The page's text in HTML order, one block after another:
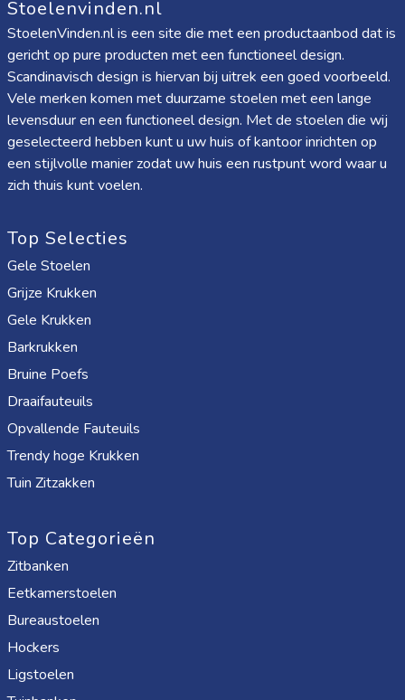
Stoelenvinden.nl
StoelenVinden.nl is een site die met een productaanbod dat is
gericht op pure producten met een functioneel design.
Scandinavisch design is hiervan bij uitrek een goed voorbeeld.
Vele merken komen met duurzame stoelen met een lange
levensduur en een functioneel design. Met de stoelen die wij
geselecteerd hebben kunt u uw huis of kantoor inrichten op
een stijlvolle manier zodat uw huis een rustpunt word waar u
zich thuis kunt voelen.
Top Selecties
Gele Stoelen
Grijze Krukken
Gele Krukken
Barkrukken
Bruine Poefs
Draaifauteuils
Opvallende Fauteuils
Trendy hoge Krukken
Tuin Zitzakken
Top Categorieën
Zitbanken
Eetkamerstoelen
Bureaustoelen
Hockers
Ligstoelen